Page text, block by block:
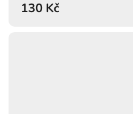
130 Kč